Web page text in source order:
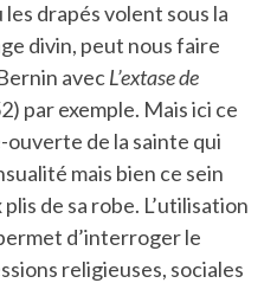
drapés volent sous la
divin, peut nous faire
avecL’extase de
par exemple. Mais ici ce
ouverte de la sainte qui
mais bien ce sein
de sa robe. L’utilisation
d’interroger le
religieuses, sociales